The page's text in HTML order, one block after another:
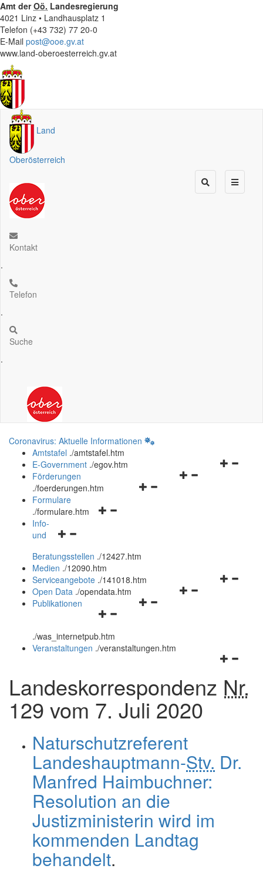
Amt derOö. Landesregierung
4021 Linz • Landhausplatz 1
Telefon (+43 732) 77 20-0
E-Mail post@ooe.gv.at
www.land-oberoesterreich.gv.at
Land
Oberösterreich
Kontakt
.
Telefon
.
Suche
.
Coronavirus: Aktuelle Informationen
Amtstafel ./amtstafel.htm
Navigationsmenü
E-Government ./egov.htm
Navigationsmenü
Förderungen
./foerderungen.htm
Navigationsmenü
Formulare
./formulare.htm
Navigationsmenü
und
schließen
Info-
und
Beratungsstellen ./12427.htm
Medien ./12090.htm
Navigationsmenü
Serviceangebote ./141018.htm
Navigationsmenü
Open Data ./opendata.htm
Navigationsmenü
und
schließen
Publikationen
./was_internetpub.htm
und
schließen
Veranstaltungen ./veranstaltungen.htm
Landeskorrespondenz Nr.
129 vom 7. Juli 2020
Naturschutzreferent
Landeshauptmann-Stv. Dr.
Manfred Haimbuchner:
Resolution an die
Justizministerin wird im
kommenden Landtag
behandelt.